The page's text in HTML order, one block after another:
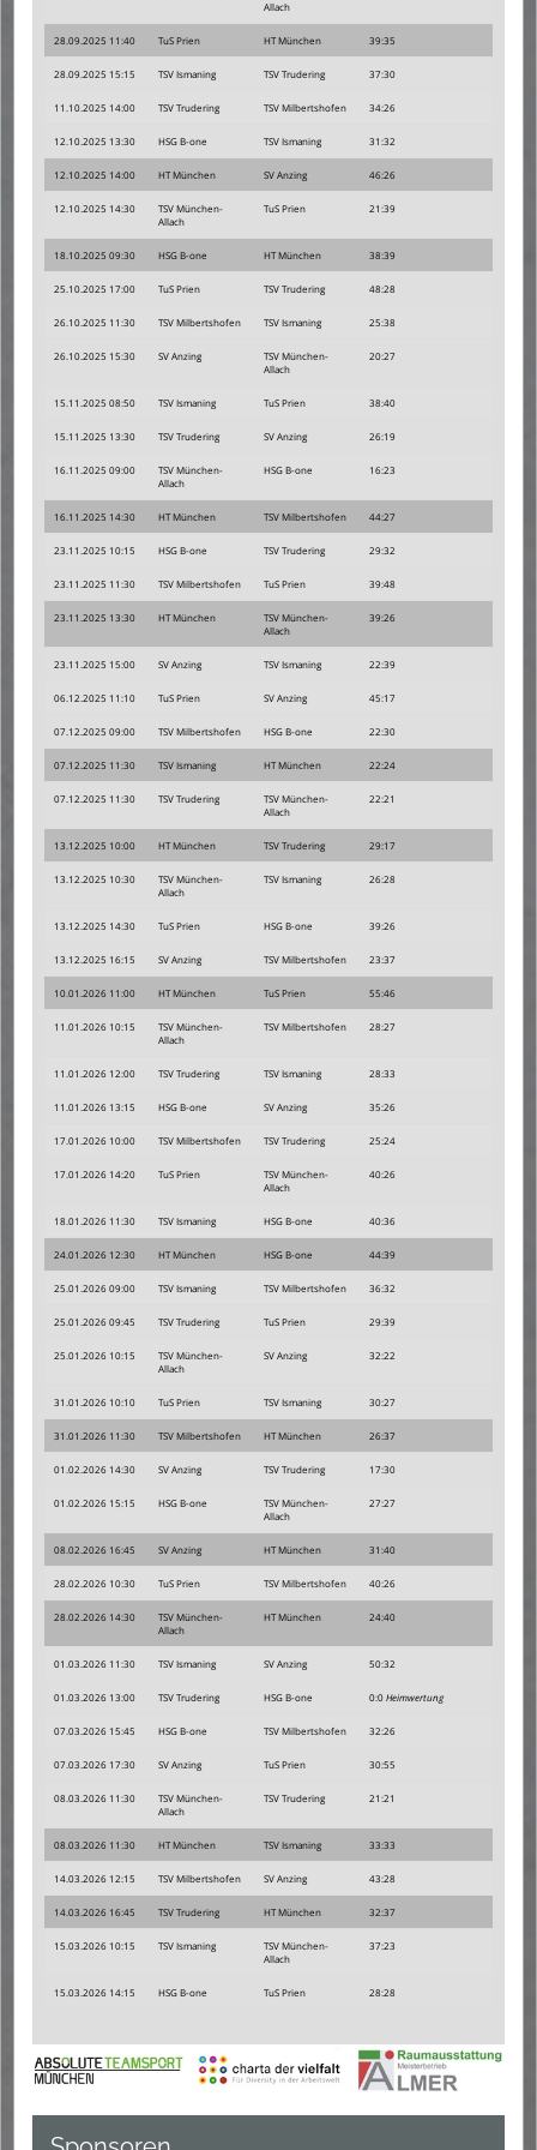
Allach
28.09.2025 11:40 TuS Prien HT München 39:35
28.09.2025 15:15 TSV Ismaning TSV Trudering 37:30
11.10.2025 14:00 TSV Trudering TSV Milbertshofen 34:26
12.10.2025 13:30 HSG B-one TSV Ismaning 31:32
12.10.2025 14:00 HT München SV Anzing 46:26
12.10.2025 14:30
TSV München-
Allach
TuS Prien 21:39
18.10.2025 09:30 HSG B-one HT München 38:39
25.10.2025 17:00 TuS Prien TSV Trudering 48:28
26.10.2025 11:30 TSV Milbertshofen TSV Ismaning 25:38
26.10.2025 15:30 SV Anzing
TSV München-
Allach
20:27
15.11.2025 08:50 TSV Ismaning TuS Prien 38:40
15.11.2025 13:30 TSV Trudering SV Anzing 26:19
16.11.2025 09:00
TSV München-
Allach
HSG B-one 16:23
16.11.2025 14:30 HT München TSV Milbertshofen 44:27
23.11.2025 10:15 HSG B-one TSV Trudering 29:32
23.11.2025 11:30 TSV Milbertshofen TuS Prien 39:48
23.11.2025 13:30 HT München
TSV München-
Allach
39:26
23.11.2025 15:00 SV Anzing TSV Ismaning 22:39
06.12.2025 11:10 TuS Prien SV Anzing 45:17
07.12.2025 09:00 TSV Milbertshofen HSG B-one 22:30
07.12.2025 11:30 TSV Ismaning HT München 22:24
07.12.2025 11:30 TSV Trudering
TSV München-
Allach
22:21
13.12.2025 10:00 HT München TSV Trudering 29:17
13.12.2025 10:30
TSV München-
Allach
TSV Ismaning 26:28
13.12.2025 14:30 TuS Prien HSG B-one 39:26
13.12.2025 16:15 SV Anzing TSV Milbertshofen 23:37
10.01.2026 11:00 HT München TuS Prien 55:46
11.01.2026 10:15
TSV München-
Allach
TSV Milbertshofen 28:27
11.01.2026 12:00 TSV Trudering TSV Ismaning 28:33
11.01.2026 13:15 HSG B-one SV Anzing 35:26
17.01.2026 10:00 TSV Milbertshofen TSV Trudering 25:24
17.01.2026 14:20 TuS Prien
TSV München-
Allach
40:26
18.01.2026 11:30 TSV Ismaning HSG B-one 40:36
24.01.2026 12:30 HT München HSG B-one 44:39
25.01.2026 09:00 TSV Ismaning TSV Milbertshofen 36:32
25.01.2026 09:45 TSV Trudering TuS Prien 29:39
25.01.2026 10:15
TSV München-
Allach
SV Anzing 32:22
31.01.2026 10:10 TuS Prien TSV Ismaning 30:27
31.01.2026 11:30 TSV Milbertshofen HT München 26:37
01.02.2026 14:30 SV Anzing TSV Trudering 17:30
01.02.2026 15:15 HSG B-one
TSV München-
Allach
27:27
08.02.2026 16:45 SV Anzing HT München 31:40
28.02.2026 10:30 TuS Prien TSV Milbertshofen 40:26
28.02.2026 14:30
TSV München-
Allach
HT München 24:40
01.03.2026 11:30 TSV Ismaning SV Anzing 50:32
01.03.2026 13:00 TSV Trudering HSG B-one 0:0Heimwertung
07.03.2026 15:45 HSG B-one TSV Milbertshofen 32:26
07.03.2026 17:30 SV Anzing TuS Prien 30:55
08.03.2026 11:30
TSV München-
Allach
TSV Trudering 21:21
08.03.2026 11:30 HT München TSV Ismaning 33:33
14.03.2026 12:15 TSV Milbertshofen SV Anzing 43:28
14.03.2026 16:45 TSV Trudering HT München 32:37
15.03.2026 10:15 TSV Ismaning
TSV München-
Allach
37:23
15.03.2026 14:15 HSG B-one TuS Prien 28:28